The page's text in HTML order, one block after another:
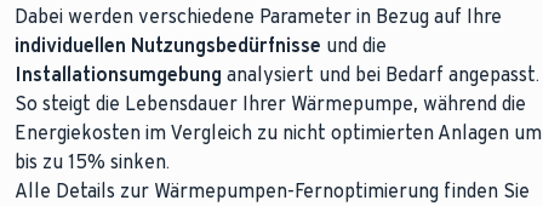
Dabei werden verschiedene Parameter in Bezug auf Ihre
individuellen Nutzungsbedürfnisse und die
Installationsumgebung analysiert und bei Bedarf angepasst.
So steigt die Lebensdauer Ihrer Wärmepumpe, während die
Energiekosten im Vergleich zu nicht optimierten Anlagen um
bis zu 15% sinken.
Alle Details zur Wärmepumpen-Fernoptimierung finden Sie